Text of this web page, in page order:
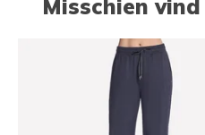
Misschien